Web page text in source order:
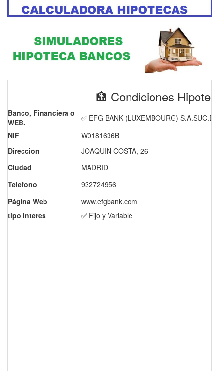
🏦 Condiciones
Banco, Financiera o
WEB.
✅ EFG BANK (LUXEMBOURG)
NIF
W0181636B
Direccion
JOAQUIN COSTA, 26
Ciudad
MADRID
Telefono
932724956
Página Web
www.efgbank.com
tipo Interes
✅ Fijo y Variable